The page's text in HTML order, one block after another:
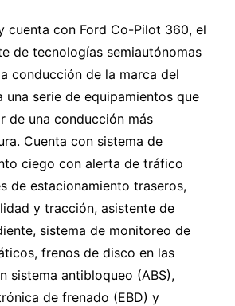
cuenta con Ford Co-Pilot 360, el
de tecnologías semiautónomas
conducción de la marca del
una serie de equipamientos que
de una conducción más
Cuenta con sistema de
ciego con alerta de tráfico
de estacionamiento traseros,
y tracción, asistente de
sistema de monitoreo de
frenos de disco en las
sistema antibloqueo (ABS),
de frenado (EBD) y